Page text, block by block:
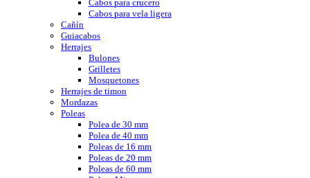
Cabos para crucero
Cabos para vela ligera
Cañín
Guiacabos
Herrajes
Bulones
Grilletes
Mosquetones
Herrajes de timon
Mordazas
Poleas
Polea de 30 mm
Polea de 40 mm
Poleas de 16 mm
Poleas de 20 mm
Poleas de 60 mm